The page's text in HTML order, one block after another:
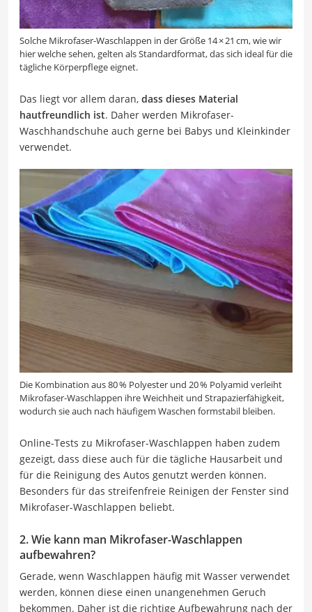
Solche Mikrofaser-Waschlappen in der Größe 14 × 21 cm, wie wir
hier welche sehen, gelten als Standardformat, das sich ideal für die
tägliche Körperpflege eignet.
Das liegt vor allem daran, dass dieses Material
hautfreundlich ist. Daher werden Mikrofaser-
Waschhandschuhe auch gerne bei Babys und Kleinkinder
verwendet.
Die Kombination aus 80 % Polyester und 20 % Polyamid verleiht
Mikrofaser-Waschlappen ihre Weichheit und Strapazierfähigkeit,
wodurch sie auch nach häufigem Waschen formstabil bleiben.
Online-Tests zu Mikrofaser-Waschlappen haben zudem
gezeigt, dass diese auch für die tägliche Hausarbeit und
für die Reinigung des Autos genutzt werden können.
Besonders für das streifenfreie Reinigen der Fenster sind
Mikrofaser-Waschlappen beliebt.
2. Wie kann man Mikrofaser-Waschlappen
aufbewahren?
Gerade, wenn Waschlappen häufig mit Wasser verwendet
werden, können diese einen unangenehmen Geruch
bekommen. Daher ist die richtige Aufbewahrung nach der